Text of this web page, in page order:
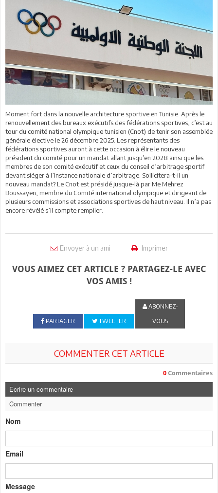
Moment fort dans la nouvelle architecture sportive en Tunisie. Après le
renouvellement des bureaux exécutifs des fédérations sportives, c’est au
tour du comité national olympique tunisien (Cnot) de tenir son assemblée
générale élective le 26 décembre 2025. Les représentants des
fédérations sportives auront à cette occasion à élire le nouveau
président du comité pour un mandat allant jusqu’en 2028 ainsi que les
membres de son comité exécutif et ceux du conseil d’arbitrage sportif
devant siéger à l’Instance nationale d’arbitrage. Sollicitera-t-il un
nouveau mandat? Le Cnot est présidé jusque-là par Me Mehrez
Boussayen, membre du Comité international olympique et dirigeant de
plusieurs commissions et associations sportives de haut niveau. Il n’a pas
encore révélé s’il compte rempiler.
Envoyer à un ami Imprimer
VOUS AIMEZ CET ARTICLE ? PARTAGEZ-LE AVEC
VOS AMIS !
PARTAGER TWEETER
ABONNEZ-
VOUS
COMMENTER CET ARTICLE
0 Commentaires
Ecrire un commentaire
Commenter
Nom
Email
Message